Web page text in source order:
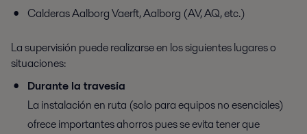
Calderas Aalborg Vaerft, Aalborg (AV, AQ, etc.)
La supervisión puede realizarse en los siguientes lugares o
situaciones:
Durante la travesía
La instalación en ruta (solo para equipos no esenciales)
ofrece importantes ahorros pues se evita tener que